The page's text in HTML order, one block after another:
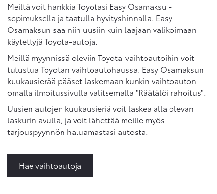
Meiltä voit hankkia Toyotasi Easy Osamaksu -
sopimuksella ja taatulla hyvityshinnalla. Easy
Osamaksun saa niin uusiin kuin laajaan valikoimaan
käytettyjä Toyota-autoja.
Meillä myynnissä oleviin Toyota-vaihtoautoihin voit
tutustua Toyotan vaihtoautohaussa. Easy Osamaksun
kuukausierää pääset laskemaan kunkin vaihtoauton
omalla ilmoitussivulla valitsemalla "Räätälöi rahoitus".
Uusien autojen kuukausieriä voit laskea alla olevan
laskurin avulla, ja voit lähettää meille myös
tarjouspyynnön haluamastasi autosta.
Hae vaihtoautoja